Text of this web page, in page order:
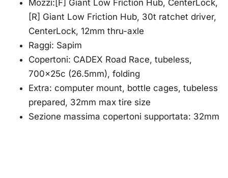
Mozzi:[F] Giant Low Friction Hub, CenterLock,
[R] Giant Low Friction Hub, 30t ratchet driver,
CenterLock, 12mm thru-axle
Raggi: Sapim
Copertoni: CADEX Road Race, tubeless,
700x25c (26.5mm), folding
Extra: computer mount, bottle cages, tubeless
prepared, 32mm max tire size
Sezione massima copertoni supportata: 32mm